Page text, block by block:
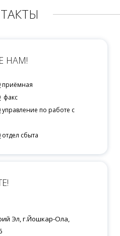
НАМ!
приёмная
факс
управление по работе с
отдел сбыта
Эл, г.Йошкар-Ола,